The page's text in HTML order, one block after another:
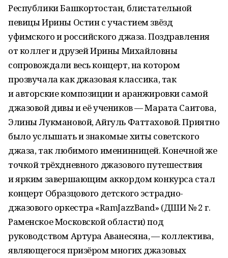
Республики Башкортостан, блистательной
певицы Ирины Остин с участием звёзд
уфимского и российского джаза. Поздравления
от коллег и друзей Ирины Михайловны
сопровождали весь концерт, на котором
прозвучала как джазовая классика, так
и авторские композиции и аранжировки самой
джазовой дивы и её учеников — Марата Саитова,
Элины Лукмановой, Айгуль Фаттаховой. Приятно
было услышать и знакомые хиты советского
джаза, так любимого именинницей. Конечной же
точкой трёхдневного джазового путешествия
и ярким завершающим аккордом конкурса стал
концерт Образцового детского эстрадно-
джазового оркестра «RamJazzBand» (ДШИ № 2 г.
Раменское Московской области) под
руководством Артура Аванесяна, — коллектива,
являющегося призёром многих джазовых